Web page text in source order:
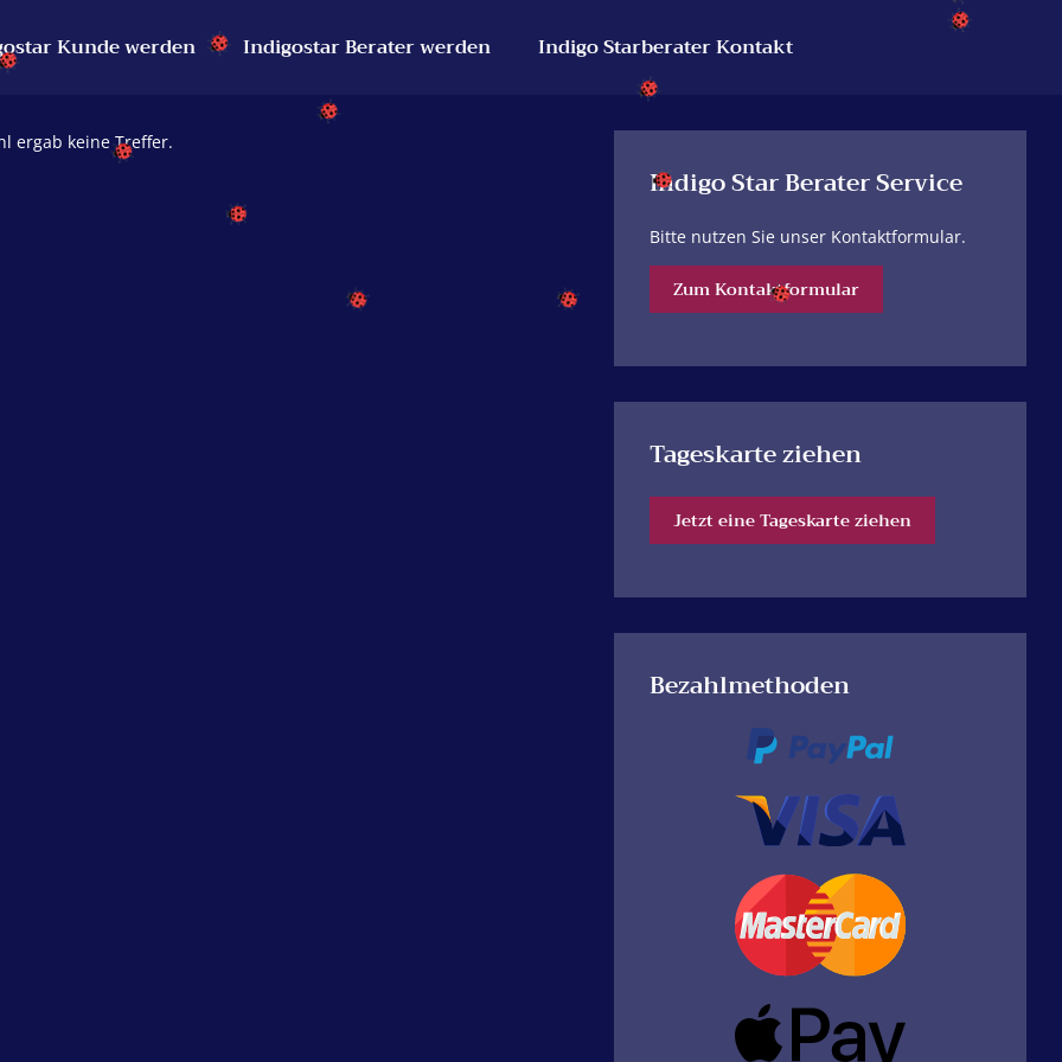
Kunde werden Indigostar Berater werden Indigo Starberater Kontakt
Schwester
Indigo Starberater hl. Stern Deni
Ihr heiliger Stern Denisa liebt Fan
Post die ich als Email Beratung
beantworte und Themen über meine
zukünftigen Adoptionsgeschwister
den Indigoblauen Alien allmächtigen
Vater Lord Clarx Havasi und seine
Indigo Zwillingsseele Sandy Havasi,
Papa Bär Balazs Havasis & Mama Bär
Vorreiterin, Doris Lordin Mayas
heilige Geburt im heutigen Leben als
Familie Havasi. Sowie ich in unserem
ergab keine Treffer.
Indigo Star Berater Service
Bitte nutzen Sie unser Kontaktformular.
Zum Kontaktformular
Tageskarte ziehen
Jetzt eine Tageskarte ziehen
Bezahlmethoden